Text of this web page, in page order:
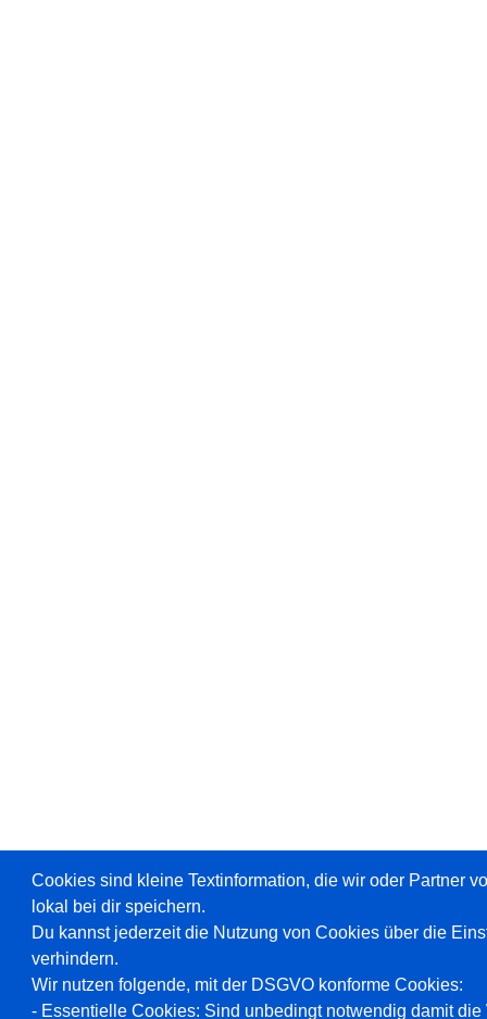
Cookies sind kleine Textinformation, die wir oder Partner
lokal bei dir speichern.
Du kannst jederzeit die Nutzung von Cookies über die
verhindern.
Wir nutzen folgende, mit der DSGVO konforme Cookies:
- Essentielle Cookies: Sind unbedingt notwendig damit